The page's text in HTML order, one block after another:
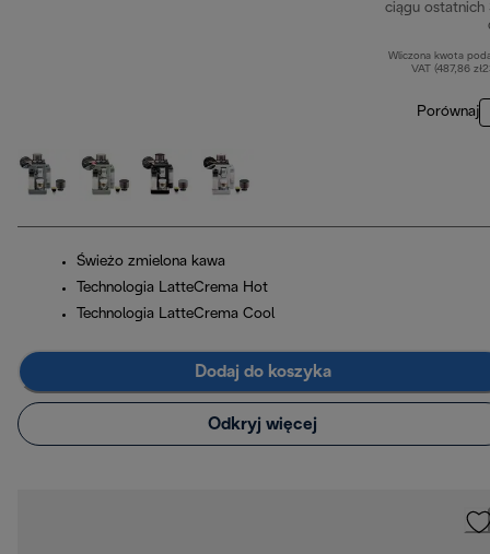
ciągu ostatnich
Wliczona kwota
VAT (487,86
Porównaj
Świeżo zmielona kawa
Technologia LatteCrema Hot
Technologia LatteCrema Cool
Dodaj do koszyka
Odkryj więcej